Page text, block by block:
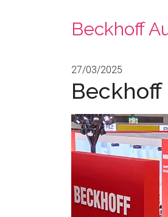
Beckhoff
27/03/2025
Beckhoff